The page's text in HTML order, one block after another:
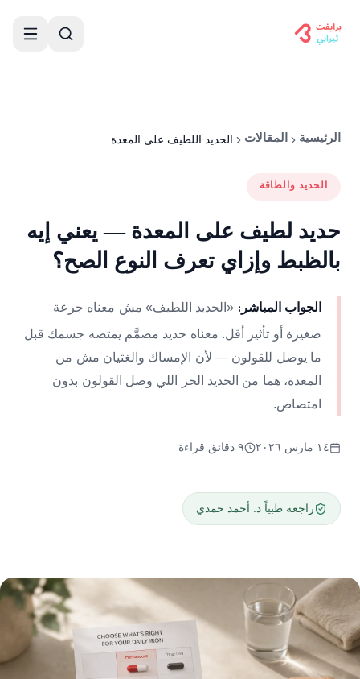
الرئيسية المقالات الحديد اللطيف على المعدة
الحديد والطاقة
حديد لطيف على المعدة — يعني إيه
بالظبط وإزاي تعرف النوع الصح؟
الجواب المباشر: «الحديد اللطيف» مش معناه جرعة
صغيرة أو تأثير أقل. معناه حديد مصمَّم يمتصه جسمك قبل
ما يوصل للقولون — لأن الإمساك والغثيان مش من
المعدة، هما من الحديد الحر اللي وصل القولون بدون
امتصاص.
١٤ مارس ٢٠٢٦ ٩ دقائق قراءة
راجعه طبياً د. أحمد حمدي